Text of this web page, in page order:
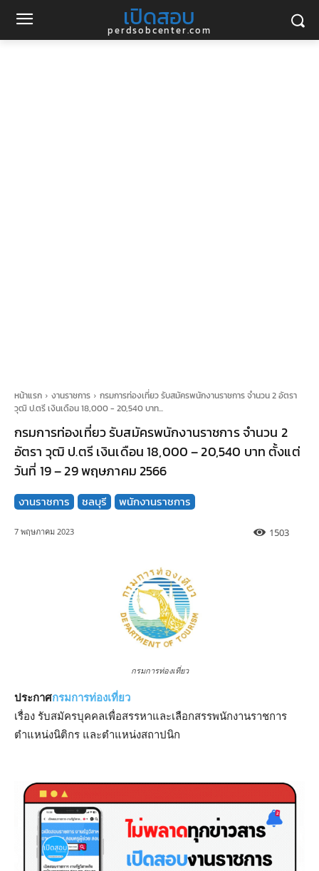
เปิดสอบ
perdsobcenter.com
หน้าแรก งานราชการ
กรมการท่องเที่ยว รับสมัครพนักงานราชการ จำนวน 2 อัตรา
วุฒิ ป.ตรี เงินเดือน 18,000 - 20,540 บาท...
กรมการท่องเที่ยว รับสมัครพนักงานราชการ จำนวน 2
อัตรา วุฒิ ป.ตรี เงินเดือน 18,000 – 20,540 บาท ตั้งแต่
วันที่ 19 – 29 พฤษภาคม 2566
งานราชการ ชลบุรี พนักงานราชการ
7 พฤษภาคม 2023 1503
กรมการท่องเที่ยว
ประกาศกรมการท่องเที่ยว
เรื่อง รับสมัครบุคคลเพื่อสรรหาและเลือกสรรพนักงานราชการ
ตำแหน่งนิติกร และตำแหน่งสถาปนิก